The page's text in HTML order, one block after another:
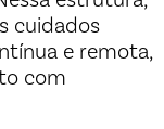
cuidados
e remota,
com